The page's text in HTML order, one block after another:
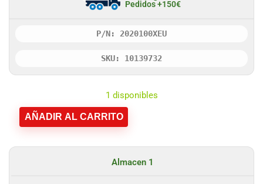
Pedidos +150€
P/N: 2020100XEU
SKU: 10139732
1 disponibles
AÑADIR AL CARRITO
Almacen 1